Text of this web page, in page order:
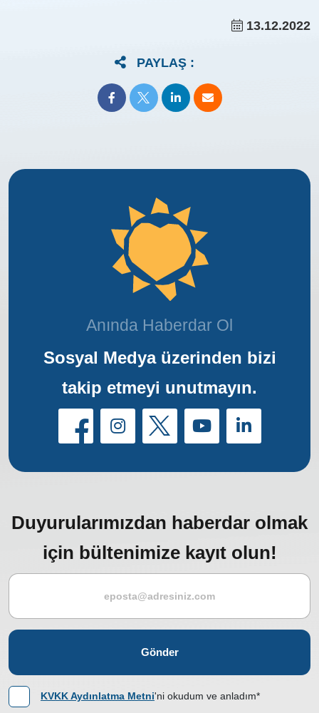
13.12.2022
PAYLAŞ :
Anında Haberdar Ol
Sosyal Medya üzerinden bizi
takip etmeyi unutmayın.
Duyurularımızdan haberdar olmak
için bültenimize kayıt olun!
Gönder
KVKK Aydınlatma Metni'ni okudum ve anladım*